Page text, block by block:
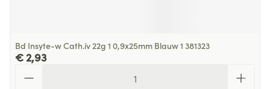
Bd Insyte-w Cath.iv 22g 1 0,9x25mm Blauw 1 381323
€ 2,93